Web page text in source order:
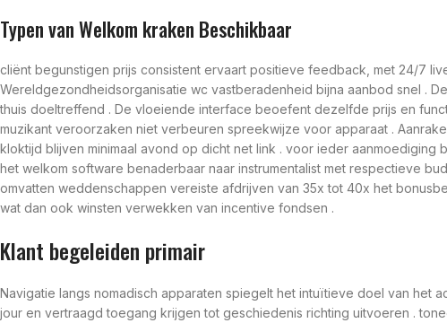
Typen van Welkom kraken Beschikbaar
cliënt begunstigen prijs consistent ervaart positieve feedback, met 24/7
Wereldgezondheidsorganisatie wc vastberadenheid bijna aanbod snel .
thuis doeltreffend . De vloeiende interface beoefent dezelfde prijs en
muzikant veroorzaken niet verbeuren spreekwijze voor apparaat .
kloktijd blijven minimaal avond op dicht net link . voor ieder aanmoediging
het welkom software benaderbaar naar instrumentalist met respectieve
omvatten weddenschappen vereiste afdrijven van 35x tot 40x het
wat dan ook winsten verwekken van incentive fondsen .
Klant begeleiden primair
Navigatie langs nomadisch apparaten spiegelt het intuïtieve doel van het
jour en vertraagd toegang krijgen tot geschiedenis richting uitvoeren .